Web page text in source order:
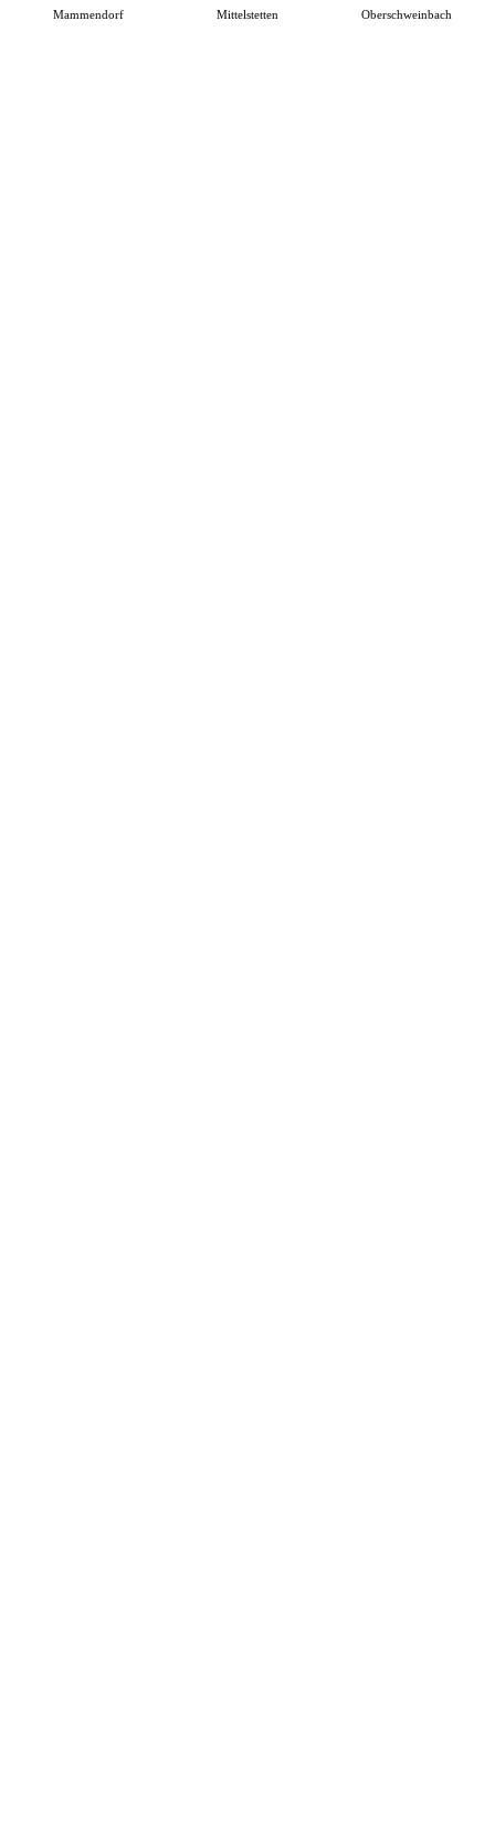
Mammendorf Mittelstetten Oberschweinbach